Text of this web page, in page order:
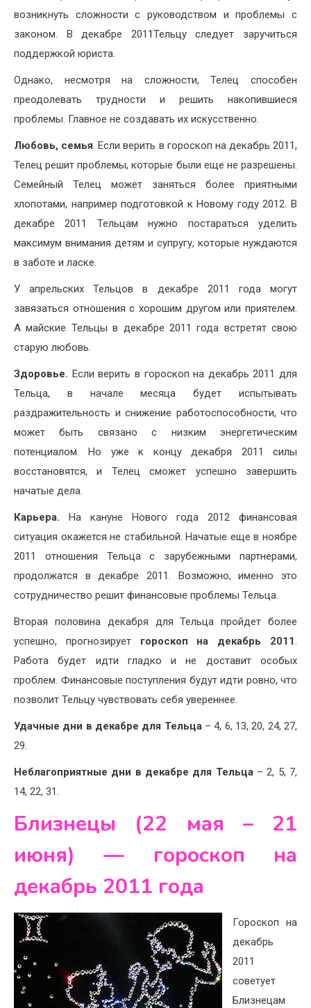
возникнуть сложности с руководством и проблемы с
законом. В декабре 2011Тельцу следует заручиться
поддержкой юриста.
Однако, несмотря на сложности, Телец способен
преодолевать трудности и решить накопившиеся
проблемы. Главное не создавать их искусственно.
Любовь, семья. Если верить в гороскоп на декабрь 2011,
Телец решит проблемы, которые были еще не разрешены.
Семейный Телец может заняться более приятными
хлопотами, например подготовкой к Новому году 2012. В
декабре 2011 Тельцам нужно постараться уделить
максимум внимания детям и супругу, которые нуждаются
в заботе и ласке.
У апрельских Тельцов в декабре 2011 года могут
завязаться отношения с хорошим другом или приятелем.
А майские Тельцы в декабре 2011 года встретят свою
старую любовь.
Здоровье. Если верить в гороскоп на декабрь 2011 для
Тельца, в начале месяца будет испытывать
раздражительность и снижение работоспособности, что
может быть связано с низким энергетическим
потенциалом. Но уже к концу декабря 2011 силы
восстановятся, и Телец сможет успешно завершить
начатые дела.
Карьера. На кануне Нового года 2012 финансовая
ситуация окажется не стабильной. Начатые еще в ноябре
2011 отношения Тельца с зарубежными партнерами,
продолжатся в декабре 2011. Возможно, именно это
сотрудничество решит финансовые проблемы Тельца.
Вторая половина декабря для Тельца пройдет более
успешно, прогнозирует гороскоп на декабрь 2011.
Работа будет идти гладко и не доставит особых
проблем. Финансовые поступления будут идти ровно, что
позволит Тельцу чувствовать себя увереннее.
Удачные дни в декабре для Тельца– 4, 6, 13, 20, 24, 27,
29.
Неблагоприятные дни в декабре для Тельца– 2, 5, 7,
14, 22, 31.
Близнецы (22 мая – 21
июня) — гороскоп на
декабрь 2011 года
Гороскоп на
декабрь
2011
советует
Близнецам